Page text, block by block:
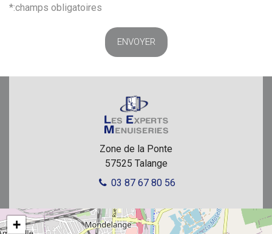
Zone de la Ponte
57525 Talange
03 87 67 80 56
+